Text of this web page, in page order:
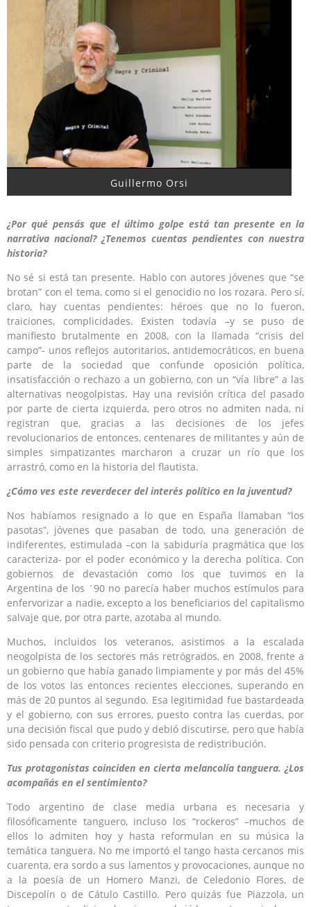
Guillermo Orsi
¿Por qué pensás que el último golpe está tan presente en la
narrativa nacional? ¿Tenemos cuentas pendientes con nuestra
historia?
No sé si está tan presente. Hablo con autores jóvenes que “se
brotan” con el tema, como si el genocidio no los rozara. Pero sí,
claro, hay cuentas pendientes: héroes que no lo fueron,
traiciones, complicidades. Existen todavía –y se puso de
manifiesto brutalmente en 2008, con la llamada “crisis del
campo”- unos reflejos autoritarios, antidemocráticos, en buena
parte de la sociedad que confunde oposición política,
insatisfacción o rechazo a un gobierno, con un “vía libre” a las
alternativas neogolpistas. Hay una revisión crítica del pasado
por parte de cierta izquierda, pero otros no admiten nada, ni
registran que, gracias a las decisiones de los jefes
revolucionarios de entonces, centenares de militantes y aún de
simples simpatizantes marcharon a cruzar un río que los
arrastró, como en la historia del flautista.
¿Cómo ves este reverdecer del interés político en la juventud?
Nos habíamos resignado a lo que en España llamaban “los
pasotas”, jóvenes que pasaban de todo, una generación de
indiferentes, estimulada –con la sabiduría pragmática que los
caracteriza- por el poder económico y la derecha política. Con
gobiernos de devastación como los que tuvimos en la
Argentina de los ´90 no parecía haber muchos estímulos para
enfervorizar a nadie, excepto a los beneficiarios del capitalismo
salvaje que, por otra parte, azotaba al mundo.
Muchos, incluidos los veteranos, asistimos a la escalada
neogolpista de los sectores más retrógrados, en 2008, frente a
un gobierno que había ganado limpiamente y por más del 45%
de los votos las entonces recientes elecciones, superando en
más de 20 puntos al segundo. Esa legitimidad fue bastardeada
y el gobierno, con sus errores, puesto contra las cuerdas, por
una decisión fiscal que pudo y debió discutirse, pero que había
sido pensada con criterio progresista de redistribución.
Tus protagonistas coinciden en cierta melancolía tanguera. ¿Los
acompañás en el sentimiento?
Todo argentino de clase media urbana es necesaria y
filosóficamente tanguero, incluso los “rockeros” –muchos de
ellos lo admiten hoy y hasta reformulan en su música la
temática tanguera. No me importó el tango hasta cercanos mis
cuarenta, era sordo a sus lamentos y provocaciones, aunque no
a la poesía de un Homero Manzi, de Celedonio Flores, de
Discepolín o de Cátulo Castillo. Pero quizás fue Piazzola, un